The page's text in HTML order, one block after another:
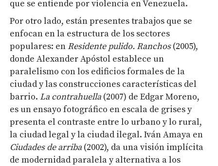
que se entiende por violencia en Venezuela.
Por otro lado, están presentes trabajos que se
enfocan en la estructura de los sectores
populares: en Residente pulido. Ranchos(2005),
donde Alexander Apóstol establece un
paralelismo con los edificios formales de la
ciudad y las construcciones características del
barrio. La contrahuella (2007) de Edgar Moreno,
es un ensayo fotográfico en escala de grises y
presenta el contraste entre lo urbano y lo rural,
la ciudad legal y la ciudad ilegal. Iván Amaya en
Ciudades de arriba (2002), da una visión implícita
de modernidad paralela y alternativa a los